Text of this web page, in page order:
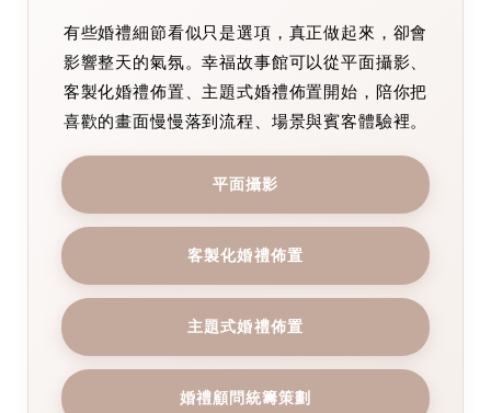
有些婚禮細節看似只是選項，真正做起來，卻會
影響整天的氣氛。幸福故事館可以從平面攝影、
客製化婚禮佈置、主題式婚禮佈置開始，陪你把
喜歡的畫面慢慢落到流程、場景與賓客體驗裡。
平面攝影
客製化婚禮佈置
主題式婚禮佈置
婚禮顧問統籌策劃